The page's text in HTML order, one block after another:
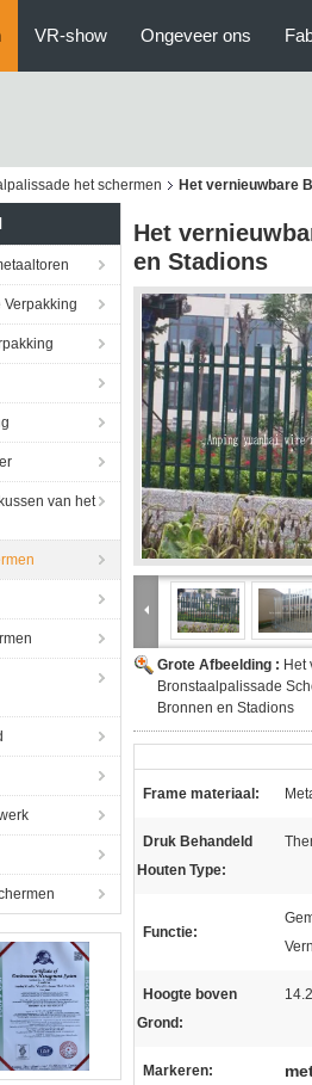
VR-show Ongeveer ons
het schermen Het vernieuwbare
Verpakking
van het
Het
en Stadions
Grote Afbeelding : Het
Bronstaalpalissade
Bronnen en Stadions
Frame materiaal:
Druk Behandeld
Houten Type:
Functie:
Hoogte boven
Grond:
Markeren: